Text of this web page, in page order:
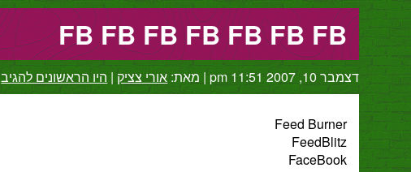
FB FB FB FB FB FB FB
דצמבר 10, 2007 11:51 pm | מאת:אורי צציק | היו הראשונים להגיב
Feed Burner
FeedBlitz
FaceBook